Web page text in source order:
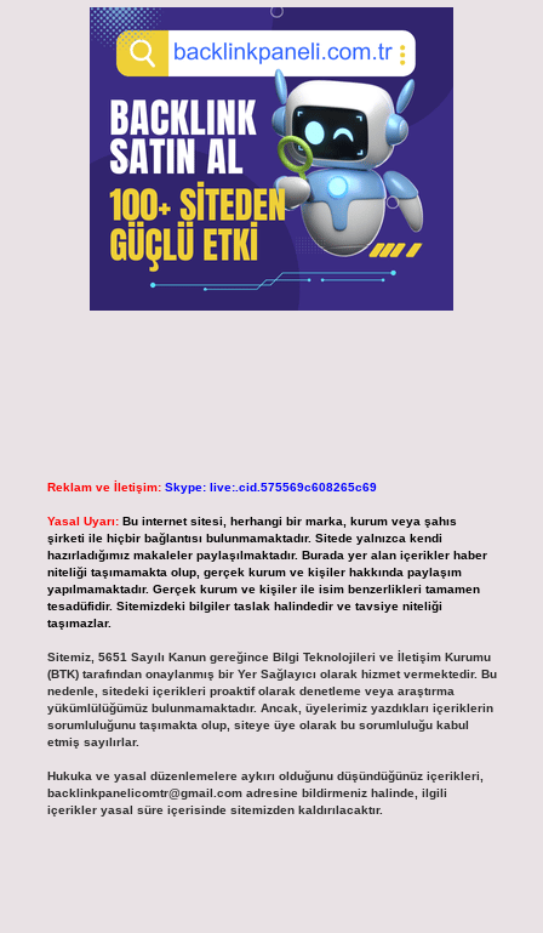
Reklam ve İletişim: Skype: live:.cid.575569c608265c69
Yasal Uyarı: Bu internet sitesi, herhangi bir marka, kurum veya şahıs
şirketi ile hiçbir bağlantısı bulunmamaktadır. Sitede yalnızca kendi
hazırladığımız makaleler paylaşılmaktadır. Burada yer alan içerikler haber
niteliği taşımamakta olup, gerçek kurum ve kişiler hakkında paylaşım
yapılmamaktadır. Gerçek kurum ve kişiler ile isim benzerlikleri tamamen
tesadüfidir. Sitemizdeki bilgiler taslak halindedir ve tavsiye niteliği
taşımazlar.
Sitemiz, 5651 Sayılı Kanun gereğince Bilgi Teknolojileri ve İletişim Kurumu
(BTK) tarafından onaylanmış bir Yer Sağlayıcı olarak hizmet vermektedir. Bu
nedenle, sitedeki içerikleri proaktif olarak denetleme veya araştırma
yükümlülüğümüz bulunmamaktadır. Ancak, üyelerimiz yazdıkları içeriklerin
sorumluluğunu taşımakta olup, siteye üye olarak bu sorumluluğu kabul
etmiş sayılırlar.
Hukuka ve yasal düzenlemelere aykırı olduğunu düşündüğünüz içerikleri,
backlinkpanelicomtr@gmail.comadresine bildirmeniz halinde, ilgili
içerikler yasal süre içerisinde sitemizden kaldırılacaktır.